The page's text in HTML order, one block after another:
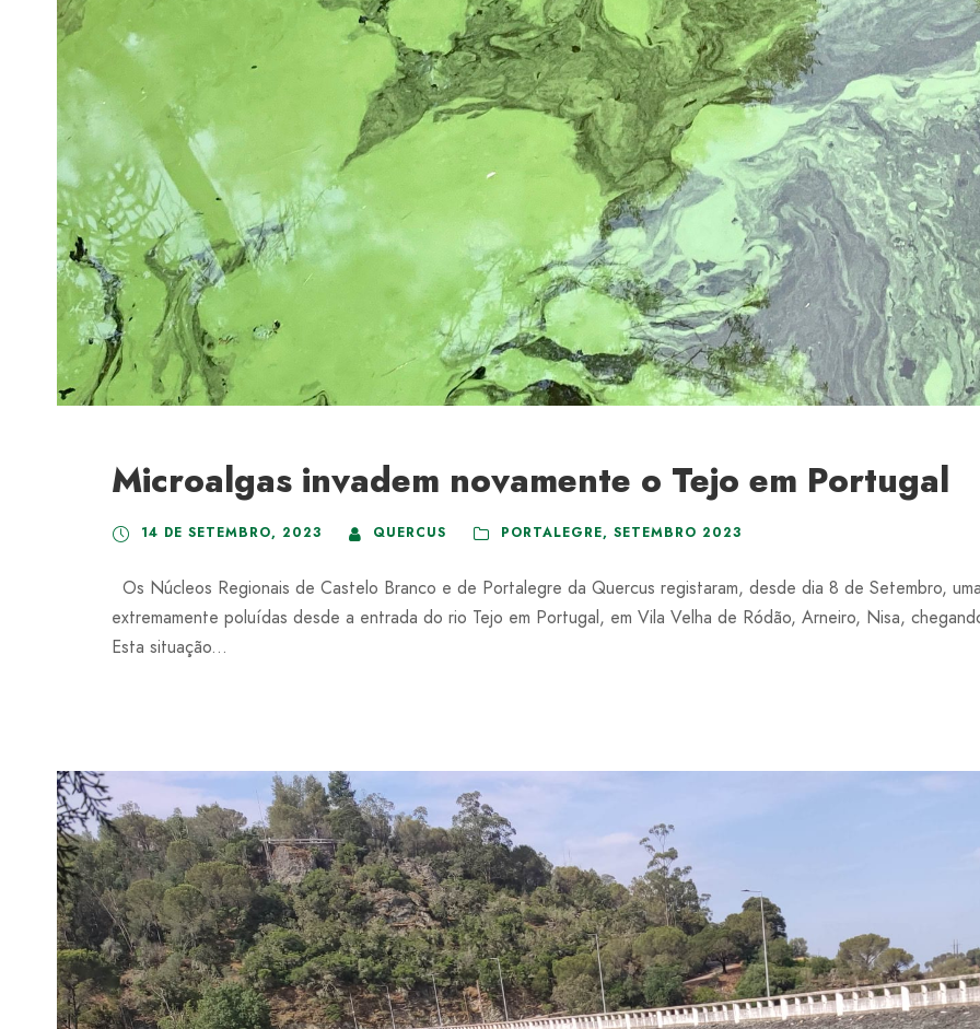
Microalgas invadem novamente o Tejo em Portugal
14 DE SETEMBRO, 2023 QUERCUS PORTALEGRE, SETEMBRO 2023
Os Núcleos Regionais de Castelo Branco e de Portalegre da Quercus registaram, desde dia 8 de Setembro,
extremamente poluídas desde a entrada do rio Tejo em Portugal, em Vila Velha de Ródão, Arneiro, Nisa,
Esta situação...